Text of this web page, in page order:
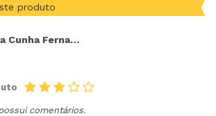
produto
Elisanei Aparecida Cunha Fernandes Cunha
comentários.